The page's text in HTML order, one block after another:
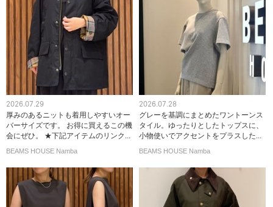
2026.07.29
厚みのあるニットも着用しやすいオー
バーサイズです。 お得に買えるこの機
会にぜひ。 ★下記アイテムのリンク...
BEAMS HOUSE Namba
2026.07.28
グレーを基調にまとめたワントーンス
タイル。ゆったりとしたトップスに、
小物使いでアクセントをプラスした...
BEAMS HOUSE Namba